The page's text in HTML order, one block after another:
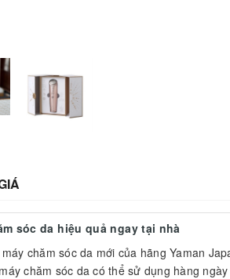
sóc da hiệu quả ngay tại nhà
chăm sóc da mới của hãng Yaman
chăm sóc da có thể sử dụng hàng